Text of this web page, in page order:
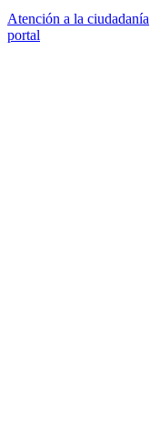
Atención a la ciudadanía
portal